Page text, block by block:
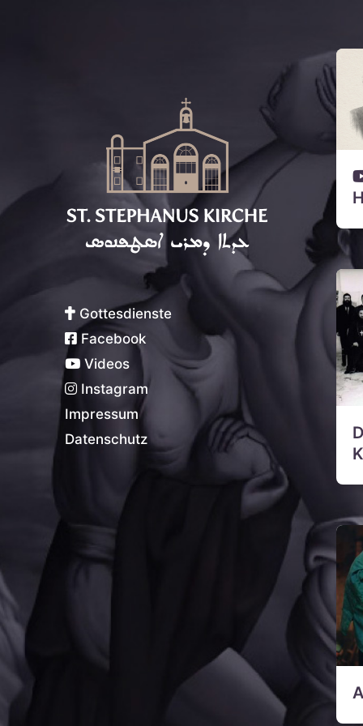
Syrisch-Orthodoxe Kirche von
Antiochien
Gottesdienste
Facebook
Videos
Instagram
Impressum
Datenschutz